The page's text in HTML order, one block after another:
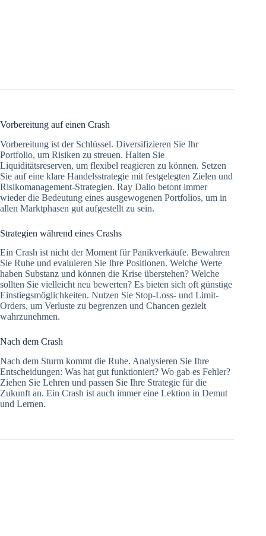
Vorbereitung auf einen Crash
Vorbereitung ist der Schlüssel. Diversifizieren Sie Ihr
Portfolio, um Risiken zu streuen. Halten Sie
Liquiditätsreserven, um flexibel reagieren zu können. Setzen
Sie auf eine klare Handelsstrategie mit festgelegten Zielen und
Risikomanagement-Strategien. Ray Dalio betont immer
wieder die Bedeutung eines ausgewogenen Portfolios, um in
allen Marktphasen gut aufgestellt zu sein.
Strategien während eines Crashs
Ein Crash ist nicht der Moment für Panikverkäufe. Bewahren
Sie Ruhe und evaluieren Sie Ihre Positionen. Welche Werte
haben Substanz und können die Krise überstehen? Welche
sollten Sie vielleicht neu bewerten? Es bieten sich oft günstige
Einstiegsmöglichkeiten. Nutzen Sie Stop-Loss- und Limit-
Orders, um Verluste zu begrenzen und Chancen gezielt
wahrzunehmen.
Nach dem Crash
Nach dem Sturm kommt die Ruhe. Analysieren Sie Ihre
Entscheidungen: Was hat gut funktioniert? Wo gab es Fehler?
Ziehen Sie Lehren und passen Sie Ihre Strategie für die
Zukunft an. Ein Crash ist auch immer eine Lektion in Demut
und Lernen.